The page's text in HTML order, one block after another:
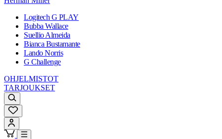
Logitech G PLAY
Bubba Wallace
Suellio Almeida
Bianca Bustamante
Lando Norris
G Challenge
OHJELMISTOT
TARJOUKSET